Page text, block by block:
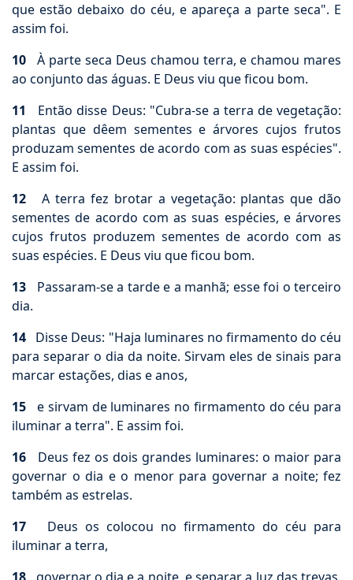
que estão debaixo do céu, e apareça a parte seca". E
assim foi.
10 À parte seca Deus chamou terra, e chamou mares
ao conjunto das águas. E Deus viu que ficou bom.
11 Então disse Deus: "Cubra-se a terra de vegetação:
plantas que dêem sementes e árvores cujos frutos
produzam sementes de acordo com as suas espécies".
E assim foi.
12 A terra fez brotar a vegetação: plantas que dão
sementes de acordo com as suas espécies, e árvores
cujos frutos produzem sementes de acordo com as
suas espécies. E Deus viu que ficou bom.
13 Passaram-se a tarde e a manhã; esse foi o terceiro
dia.
14 Disse Deus: "Haja luminares no firmamento do céu
para separar o dia da noite. Sirvam eles de sinais para
marcar estações, dias e anos,
15 e sirvam de luminares no firmamento do céu para
iluminar a terra". E assim foi.
16 Deus fez os dois grandes luminares: o maior para
governar o dia e o menor para governar a noite; fez
também as estrelas.
17 Deus os colocou no firmamento do céu para
iluminar a terra,